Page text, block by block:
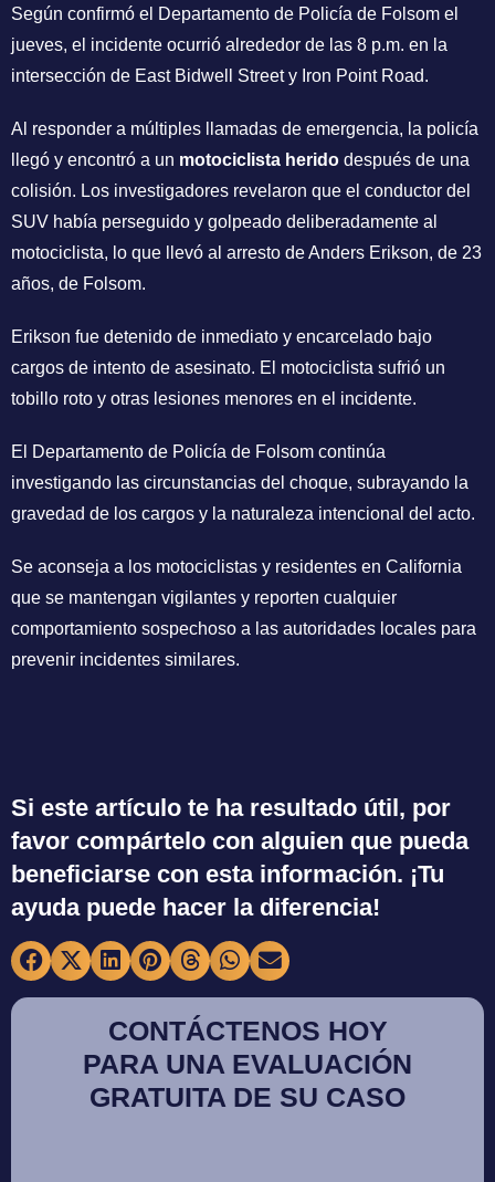
Según confirmó el Departamento de Policía de Folsom el
jueves, el incidente ocurrió alrededor de las 8 p.m. en la
intersección de East Bidwell Street y Iron Point Road.
Al responder a múltiples llamadas de emergencia, la policía
llegó y encontró a un motociclista herido después de una
colisión. Los investigadores revelaron que el conductor del
SUV había perseguido y golpeado deliberadamente al
motociclista, lo que llevó al arresto de Anders Erikson, de 23
años, de Folsom.
Erikson fue detenido de inmediato y encarcelado bajo
cargos de intento de asesinato. El motociclista sufrió un
tobillo roto y otras lesiones menores en el incidente.
El Departamento de Policía de Folsom continúa
investigando las circunstancias del choque, subrayando la
gravedad de los cargos y la naturaleza intencional del acto.
Se aconseja a los motociclistas y residentes en California
que se mantengan vigilantes y reporten cualquier
comportamiento sospechoso a las autoridades locales para
prevenir incidentes similares.
Si este artículo te ha resultado útil, por
favor compártelo con alguien que pueda
beneficiarse con esta información. ¡Tu
ayuda puede hacer la diferencia!
CONTÁCTENOS HOY
PARA UNA EVALUACIÓN
GRATUITA DE SU CASO